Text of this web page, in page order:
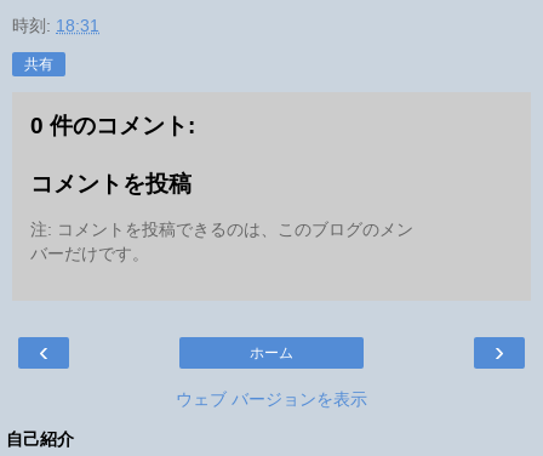
時刻: 18:31
共有
0 件のコメント:
コメントを投稿
注: コメントを投稿できるのは、このブログのメン
バーだけです。
‹ ›
ホーム
ウェブ バージョンを表示
自己紹介